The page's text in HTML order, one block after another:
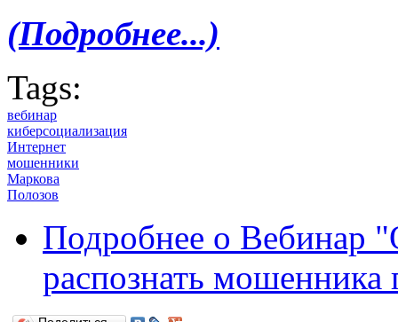
(Подробнее...)
Tags:
вебинар
киберсоциализация
Интернет
мошенники
Маркова
Полозов
Подробнее о Вебинар
распознать мошенника